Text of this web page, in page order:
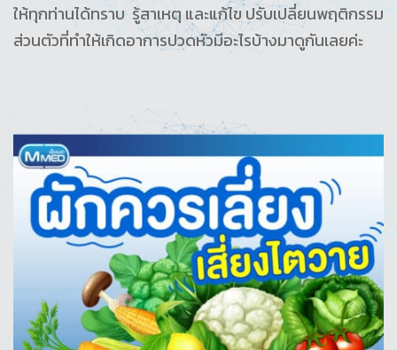
ให้ทุกท่านได้ทราบ รู้สาเหตุ และแก้ไข ปรับเปลี่ยนพฤติกรรม
ส่วนตัวที่ทำให้เกิดอาการปวดหัวมีอะไรบ้างมาดูกันเลยค่ะ